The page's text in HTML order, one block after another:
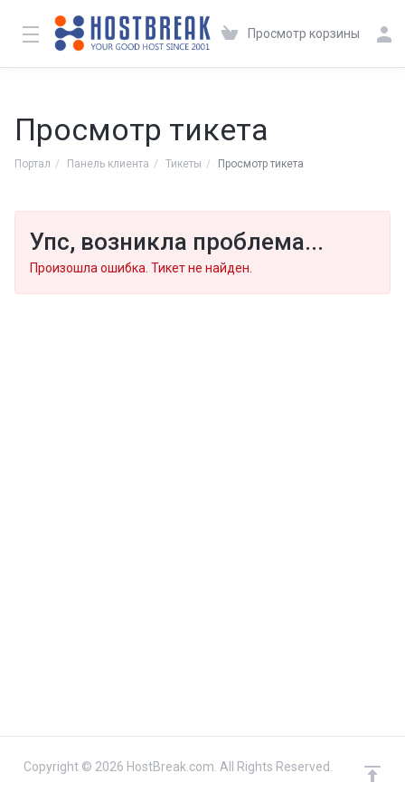
Просмотр корзины
Просмотр тикета
Портал Панель клиента Тикеты Просмотр тикета
Упс, возникла проблема...
Произошла ошибка. Тикет не найден.
Copyright © 2026 HostBreak.com. All Rights Reserved.